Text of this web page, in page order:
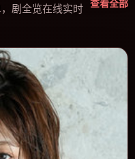
剧全览在线实时 查看全部